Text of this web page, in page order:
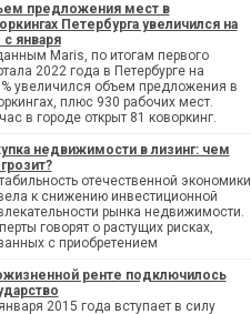
предложения мест в
Петербурга увеличился на
с января
Maris, по итогам первого
2022 года в Петербурге на
увеличился объем предложения в
плюс 930 рабочих мест.
в городе открыт 81 коворкинг.
недвижимости в лизинг: чем
отечественной экономики
к снижению инвестиционной
рынка недвижимости.
говорят о растущих рисках,
с приобретением
ренте подключилось
2015 года вступает в силу